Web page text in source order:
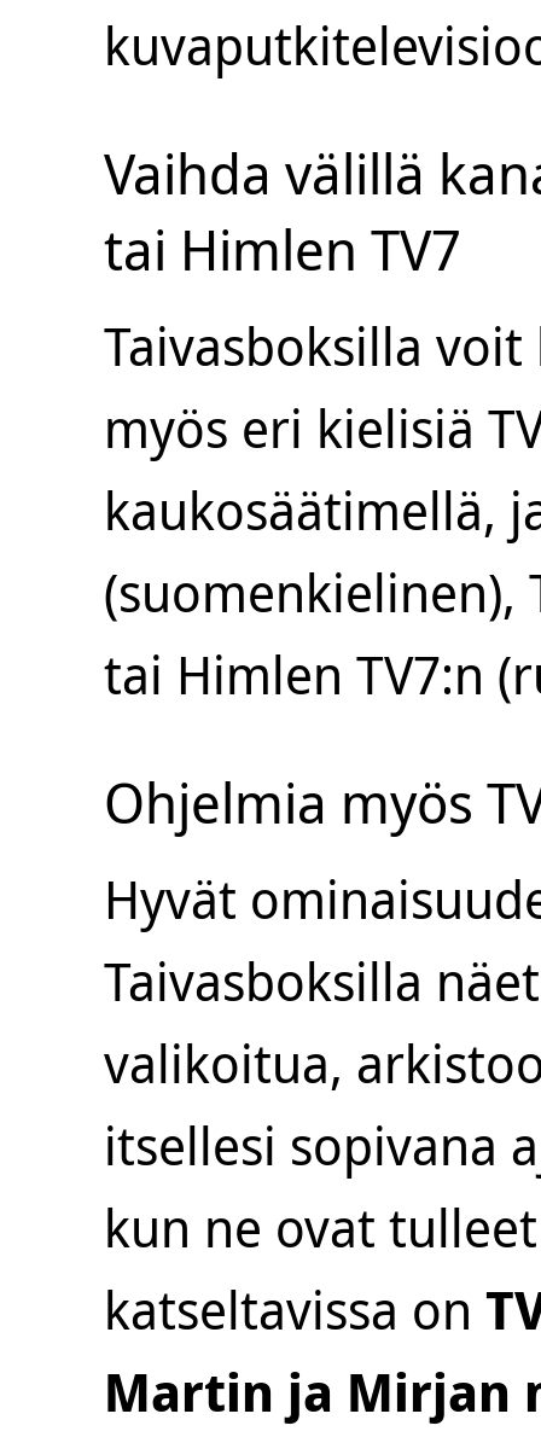
Vaihda välillä
tai Himlen TV7
Taivasboksilla voit
myös eri kielisiä
kaukosäätimellä,
(suomenkielinen),
tai Himlen TV7:n
Ohjelmia myös
Hyvät
Taivasboksilla
valikoitua,
itsellesi sopivana
kun ne ovat
katseltavissa on
Martin ja Mirjan